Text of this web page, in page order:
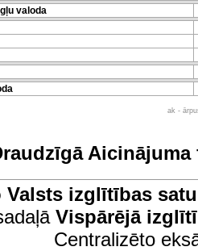
valoda
ak -
Valsts izglītības
Vispārējā
Centralizēto